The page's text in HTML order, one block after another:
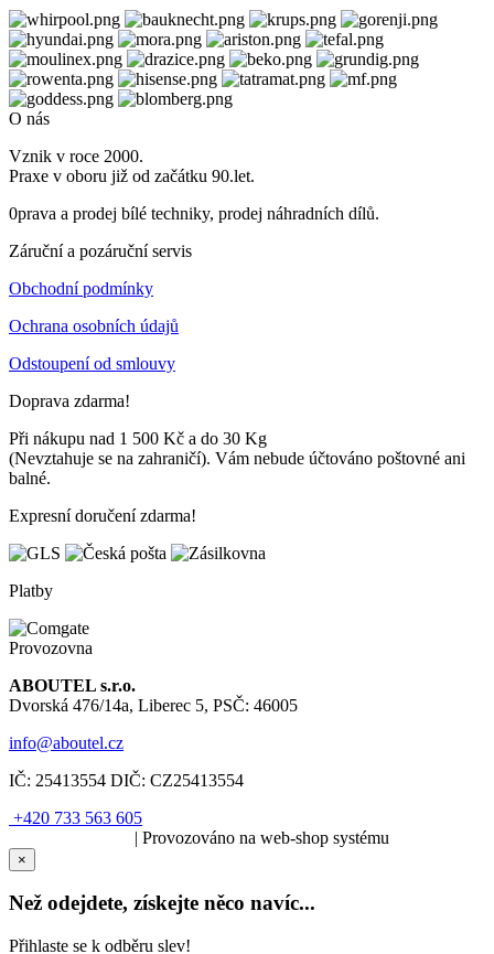
O nás
Vznik v roce 2000.
Praxe v oboru již od začátku 90.let.
0prava a prodej bílé techniky, prodej náhradních dílů.
Záruční a pozáruční servis
Obchodní podmínky
Ochrana osobních údajů
Odstoupení od smlouvy
Doprava zdarma!
Při nákupu nad 1 500 Kč a do 30 Kg
(Nevztahuje se na zahraničí). Vám nebude účtováno poštovné ani
balné.
Expresní doručení zdarma!
Platby
Provozovna
ABOUTEL s.r.o.
Dvorská 476/14a, Liberec 5, PSČ: 46005
info@aboutel.cz
IČ: 25413554 DIČ: CZ25413554
+420 733 563 605
| Provozováno na web-shop systému
×
Než odejdete, získejte něco navíc...
Přihlaste se k odběru slev!